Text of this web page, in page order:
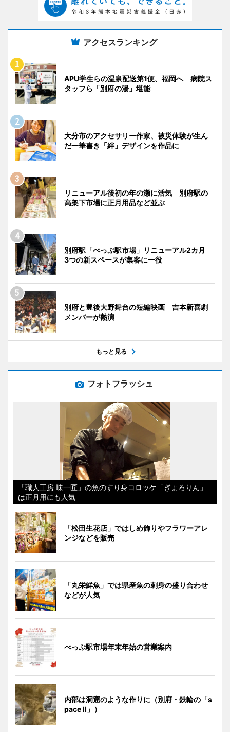
アクセスランキング
APU学生らの温泉配送第1便、福岡へ 病院ス
タッフら「別府の湯」堪能
大分市のアクセサリー作家、被災体験が生ん
だ一筆書き「絆」デザインを作品に
リニューアル後初の年の瀬に活気 別府駅の
高架下市場に正月用品など並ぶ
別府駅「べっぷ駅市場」リニューアル2カ月
3つの新スペースが集客に一役
別府と豊後大野舞台の短編映画 吉本新喜劇
メンバーが熱演
もっと見る
フォトフラッシュ
「職人工房 味一匠」の魚のすり身コロッケ「ぎょろりん」
は正月用にも人気
「松田生花店」ではしめ飾りやフラワーアレ
ンジなどを販売
「丸栄鮮魚」では県産魚の刺身の盛り合わせ
などが人気
べっぷ駅市場年末年始の営業案内
内部は洞窟のような作りに（別府・鉄輪の「s
pace II」）